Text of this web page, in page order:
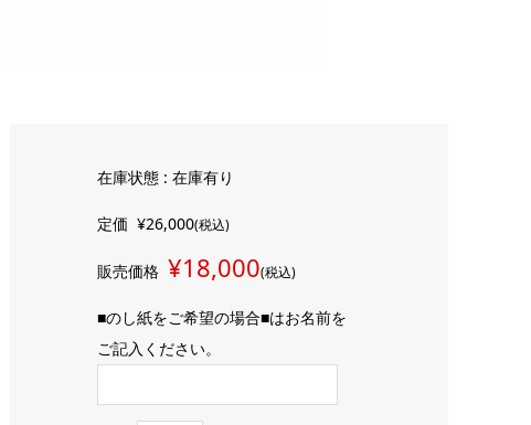
在庫状態 : 在庫有り
定価¥26,000(税込)
販売価格 ¥18,000(税込)
■のし紙をご希望の場合■はお名前を
ご記入ください。